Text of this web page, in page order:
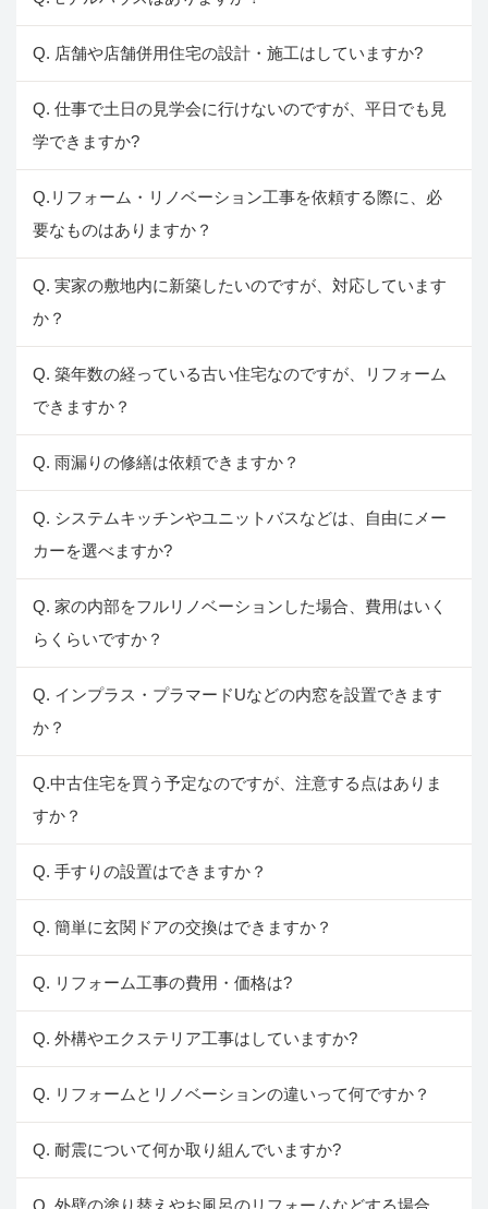
Q. 店舗や店舗併用住宅の設計・施工はしていますか?
Q. 仕事で土日の見学会に行けないのですが、平日でも見
学できますか?
Q.リフォーム・リノベーション工事を依頼する際に、必
要なものはありますか？
Q. 実家の敷地内に新築したいのですが、対応しています
か？
Q. 築年数の経っている古い住宅なのですが、リフォーム
できますか？
Q. 雨漏りの修繕は依頼できますか？
Q. システムキッチンやユニットバスなどは、自由にメー
カーを選べますか?
Q. 家の内部をフルリノベーションした場合、費用はいく
らくらいですか？
Q. インプラス・プラマードUなどの内窓を設置できます
か？
Q.中古住宅を買う予定なのですが、注意する点はありま
すか？
Q. 手すりの設置はできますか？
Q. 簡単に玄関ドアの交換はできますか？
Q. リフォーム工事の費用・価格は?
Q. 外構やエクステリア工事はしていますか?
Q. リフォームとリノベーションの違いって何ですか？
Q. 耐震について何か取り組んでいますか?
Q. 外壁の塗り替えやお風呂のリフォームなどする場合、